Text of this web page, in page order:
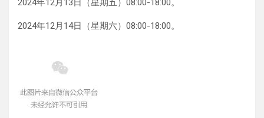
2024年12月13日（星期五）08:00-18:00。
2024年12月14日（星期六）08:00-18:00。